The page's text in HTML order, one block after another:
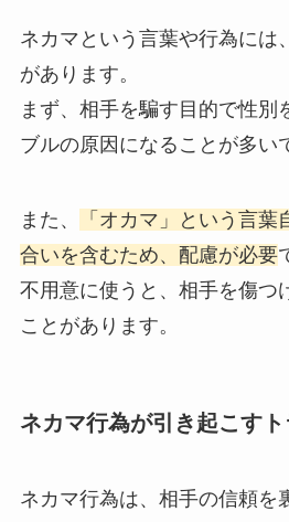
ネカマという言葉や行為には
があります。
まず、相手を騙す目的で性別
ブルの原因になることが多い
また、
「オカマ」という言
合いを含むため、配慮が必要
不用意に使うと、相手を傷つ
ことがあります。
ネカマ行為が引き起こす
ネカマ行為は、相手の信頼を